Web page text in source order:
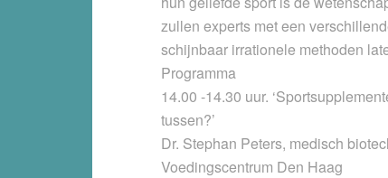
zullen experts met een
schijnbaar irrationele methoden
Programma
14.00 -14.30 uur.
tussen?’
Dr. Stephan Peters, medisch
Voedingscentrum Den Haag